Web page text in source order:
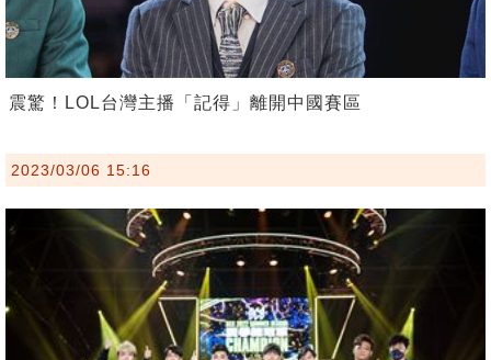
震驚！LOL台灣主播「記得」離開中國賽區
2023/03/06 15:16